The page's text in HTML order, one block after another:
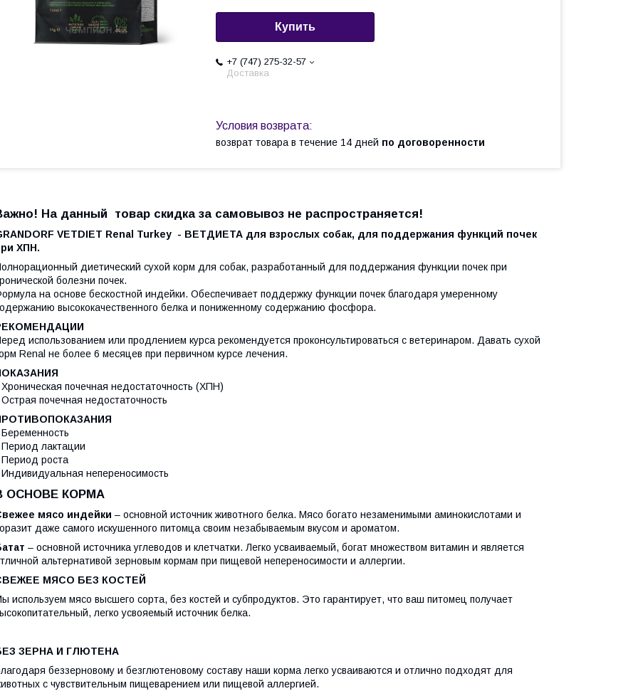
Купить
+7 (747) 275-32-57
Доставка
возврат товара в течение 14 дней по договоренности
На данный товар скидка за самовывоз не распространяется!
VETDIET Renal Turkey - ВЕТДИЕТА для взрослых собак, для поддержания функций почек
ХПН.
диетический сухой корм для собак, разработанный для поддержания функции почек при
болезни почек.
на основе бескостной индейки. Обеспечивает поддержку функции почек благодаря умеренному
высококачественного белка и пониженному содержанию фосфора.
использованием или продлением курса рекомендуется проконсультироваться с ветеринаром. Давать сухой
Renal не более 6 месяцев при первичном курсе лечения.
Хроническая почечная недостаточность (ХПН)
Острая почечная недостаточность
Беременность
Период лактации
Период роста
Индивидуальная непереносимость
ОСНОВЕ КОРМА
мясо индейки – основной источник животного белка. Мясо богато незаменимыми аминокислотами и
даже самого искушенного питомца своим незабываемым вкусом и ароматом.
– основной источника углеводов и клетчатки. Легко усваиваемый, богат множеством витамин и является
альтернативой зерновым кормам при пищевой непереносимости и аллергии.
МЯСО БЕЗ КОСТЕЙ
используем мясо высшего сорта, без костей и субпродуктов. Это гарантирует, что ваш питомец получает
легко усвояемый источник белка.
ЗЕРНА И ГЛЮТЕНА
беззерновому и безглютеновому составу наши корма легко усваиваются и отлично подходят для
с чувствительным пищеварением или пищевой аллергией.